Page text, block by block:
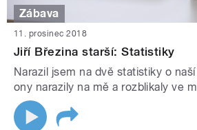
Zábava
11. prosinec 2018
Jiří Březina starší: Statistiky
Narazil jsem na dvě statistiky o
ony narazily na mě a rozblikaly ve